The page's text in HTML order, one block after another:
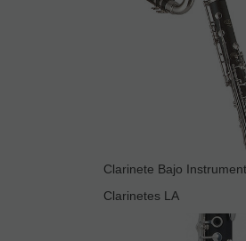
Clarinete Bajo
Clarinetes LA